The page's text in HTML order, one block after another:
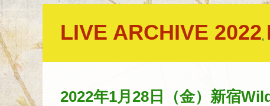
LIVE ARCHIVE 2022,
2022年1月28日（金）新宿